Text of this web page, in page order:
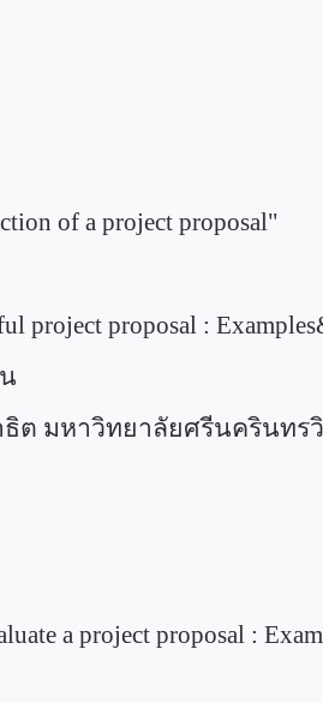
of a project proposal"
project proposal :
มหาวิทยาลัยศรีนครินทร
a project proposal :